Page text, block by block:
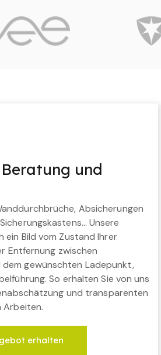
und
Absicherungen
Unsere
ein Bild vom Zustand Ihrer
Entfernung zwischen
gewünschten Ladepunkt,
So erhalten Sie von uns
und transparenten
Arbeiten.
erhalten